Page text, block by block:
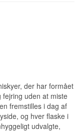
format der ikke
koncept ingen har
blandt samlere har
som flaskerne er
krydderi og en svag
der har formået
uden at miste
fremstilles i dag af
og hver flaske i
udvalgte,